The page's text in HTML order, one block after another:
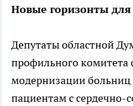
Новые горизонты
Депутаты областной
профильного комитета
модернизации
пациентам с сердечно-